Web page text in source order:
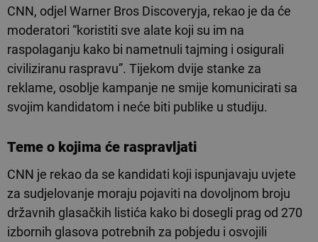
CNN, odjel Warner Bros Discoveryja, rekao je da će
moderatori “koristiti sve alate koji su im na
raspolaganju kako bi nametnuli tajming i osigurali
civiliziranu raspravu”. Tijekom dvije stanke za
reklame, osoblje kampanje ne smije komunicirati sa
svojim kandidatom i neće biti publike u studiju.
Teme o kojima će raspravljati
CNN je rekao da se kandidati koji ispunjavaju uvjete
za sudjelovanje moraju pojaviti na dovoljnom broju
državnih glasačkih listića kako bi dosegli prag od 270
izbornih glasova potrebnih za pobjedu i osvojili